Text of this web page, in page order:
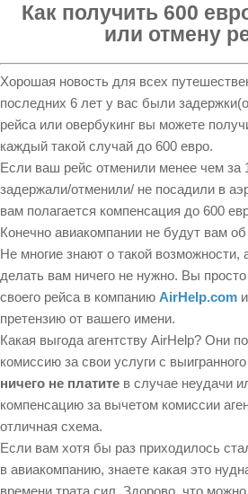
Как получить 600
или отмену
Хорошая новость для всех
последних 6 лет у вас были
рейса или овербукинг вы можете
каждый такой случай до 600 евро.
Если ваш рейс отменили менее чем за
задержали/отменили/ не посадили в
вам полагается компенсация до 600
Конечно авиакомпании не будут вам
Не многие знают о такой возможности,
делать вам ничего не нужно. Вы
своего рейса в компанию AirHelp.com
претензию от вашего имени.
Какая выгода агентству AirHelp? Они
комиссию за свои услуги с
ничего не платите в случае неудачи
компенсацию за вычетом комиссии
отличная схема.
Если вам хотя бы раз приходилось
в авиакомпанию, знаете какая это
времени трата сил. Здорово, что